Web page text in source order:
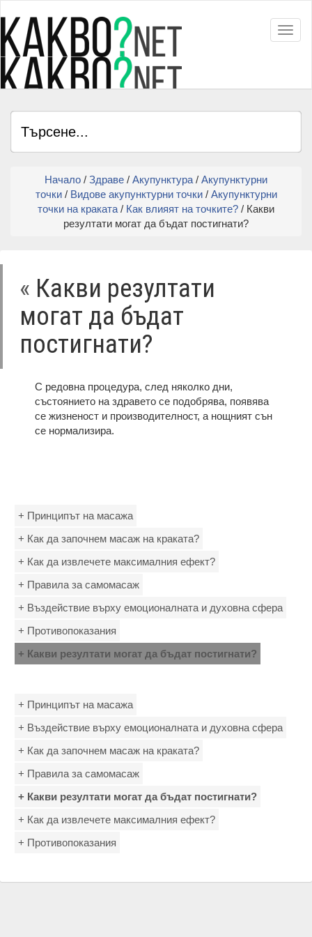
Начало / Здраве / Акупунктура / Акупунктурни
точки/ Видове акупунктурни точки/ Акупунктурни
точки на краката / Как влияят на точките? / Какви
резултати могат да бъдат постигнати?
« Какви резултати
могат да бъдат
постигнати?
С редовна процедура, след няколко дни,
състоянието на здравето се подобрява, появява
се жизненост и производителност, а нощният сън
се нормализира.
+ Принципът на масажа
+ Как да започнем масаж на краката?
+ Как да извлечете максималния ефект?
+ Правила за самомасаж
+ Въздействие върху емоционалната и духовна сфера
+ Противопоказания
+ Какви резултати могат да бъдат постигнати?
+ Принципът на масажа
+ Въздействие върху емоционалната и духовна сфера
+ Как да започнем масаж на краката?
+ Правила за самомасаж
+ Какви резултати могат да бъдат постигнати?
+ Как да извлечете максималния ефект?
+ Противопоказания